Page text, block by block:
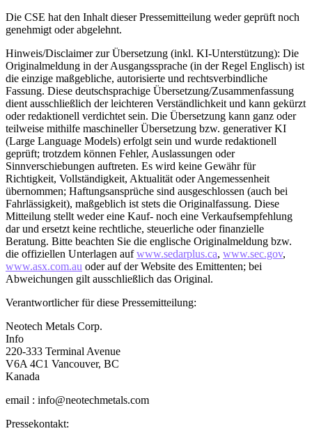
Die CSE hat den Inhalt dieser Pressemitteilung weder geprüft noch
genehmigt oder abgelehnt.
Hinweis/Disclaimer zur Übersetzung (inkl. KI-Unterstützung): Die
Originalmeldung in der Ausgangssprache (in der Regel Englisch) ist
die einzige maßgebliche, autorisierte und rechtsverbindliche
Fassung. Diese deutschsprachige Übersetzung/Zusammenfassung
dient ausschließlich der leichteren Verständlichkeit und kann gekürzt
oder redaktionell verdichtet sein. Die Übersetzung kann ganz oder
teilweise mithilfe maschineller Übersetzung bzw. generativer KI
(Large Language Models) erfolgt sein und wurde redaktionell
geprüft; trotzdem können Fehler, Auslassungen oder
Sinnverschiebungen auftreten. Es wird keine Gewähr für
Richtigkeit, Vollständigkeit, Aktualität oder Angemessenheit
übernommen; Haftungsansprüche sind ausgeschlossen (auch bei
Fahrlässigkeit), maßgeblich ist stets die Originalfassung. Diese
Mitteilung stellt weder eine Kauf- noch eine Verkaufsempfehlung
dar und ersetzt keine rechtliche, steuerliche oder finanzielle
Beratung. Bitte beachten Sie die englische Originalmeldung bzw.
die offiziellen Unterlagen aufwww.sedarplus.ca, www.sec.gov,
www.asx.com.au oder auf der Website des Emittenten; bei
Abweichungen gilt ausschließlich das Original.
Verantwortlicher für diese Pressemitteilung:
Neotech Metals Corp.
Info
220-333 Terminal Avenue
V6A 4C1 Vancouver, BC
Kanada
email : info@neotechmetals.com
Pressekontakt: